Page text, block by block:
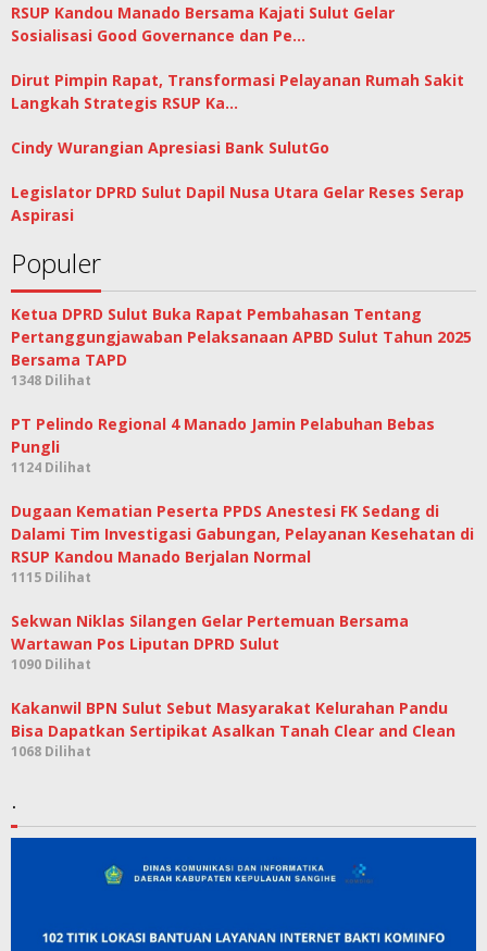
RSUP Kandou Manado Bersama Kajati Sulut Gelar
Sosialisasi Good Governance dan Pe…
Dirut Pimpin Rapat, Transformasi Pelayanan Rumah Sakit
Langkah Strategis RSUP Ka…
Cindy Wurangian Apresiasi Bank SulutGo
Legislator DPRD Sulut Dapil Nusa Utara Gelar Reses Serap
Aspirasi
Populer
Ketua DPRD Sulut Buka Rapat Pembahasan Tentang
Pertanggungjawaban Pelaksanaan APBD Sulut Tahun 2025
Bersama TAPD
1348 Dilihat
PT Pelindo Regional 4 Manado Jamin Pelabuhan Bebas
Pungli
1124 Dilihat
Dugaan Kematian Peserta PPDS Anestesi FK Sedang di
Dalami Tim Investigasi Gabungan, Pelayanan Kesehatan di
RSUP Kandou Manado Berjalan Normal
1115 Dilihat
Sekwan Niklas Silangen Gelar Pertemuan Bersama
Wartawan Pos Liputan DPRD Sulut
1090 Dilihat
Kakanwil BPN Sulut Sebut Masyarakat Kelurahan Pandu
Bisa Dapatkan Sertipikat Asalkan Tanah Clear and Clean
1068 Dilihat
.